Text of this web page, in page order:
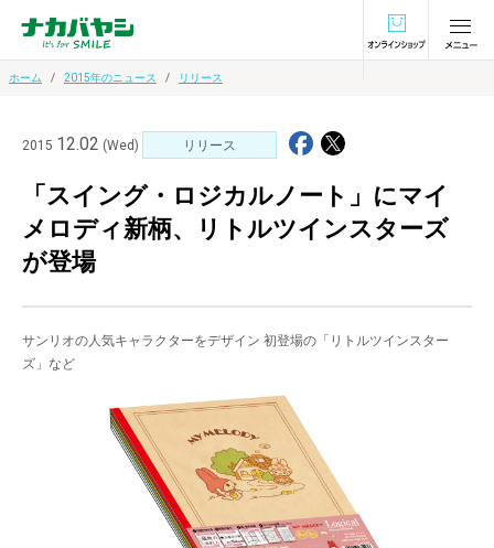
オンラインショ
ホーム 2015年のニュース リリース
2015 12.02 (Wed) リリース
「スイング・ロジカルノート」にマイ
メロディ新柄、リトルツインスターズ
が登場
サンリオの人気キャラクターをデザイン 初登場の「リトルツインスター
ズ」など